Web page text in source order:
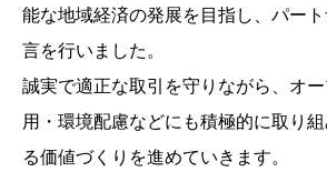
能な地域経済の発展を目指し、パー
言を行いました。
誠実で適正な取引を守りながら、オ
用・環境配慮などにも積極的に取り
る価値づくりを進めていきます。